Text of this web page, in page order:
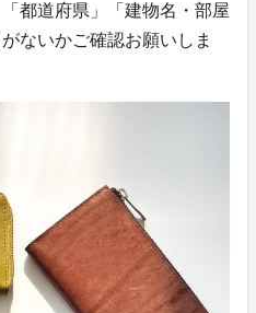
都道府県」「建物名・部屋
ないかご確認お願いしま